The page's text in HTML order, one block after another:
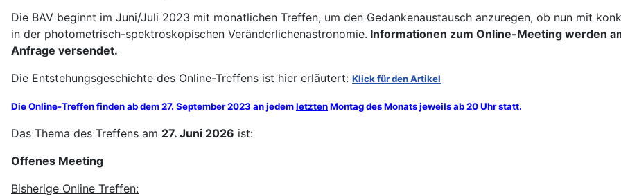
Die BAV beginnt im Juni/Juli 2023 mit monatlichen Treffen, um den Gedankenaustausch anzuregen, ob nun mit
in der photometrisch-spektroskopischen Veränderlichenastronomie. Informationen zum Online-Meeting werden
Anfrage versendet.
Die Entstehungsgeschichte des Online-Treffens ist hier erläutert: Klick für den Artikel
Die Online-Treffen finden ab dem 27. September 2023 an jedemletztenMontag des Monats jeweils ab 20 Uhr statt.
Das Thema des Treffens am 27. Juni 2026 ist:
Offenes Meeting
Bisherige Online Treffen: